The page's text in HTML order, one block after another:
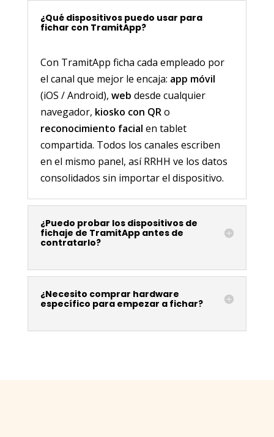
¿Qué dispositivos puedo usar para
fichar con TramitApp?
Con TramitApp ficha cada empleado por
el canal que mejor le encaja: app móvil
(iOS / Android), web desde cualquier
navegador, kiosko con QRo
reconocimiento facial en tablet
compartida. Todos los canales escriben
en el mismo panel, así RRHH ve los datos
consolidados sin importar el dispositivo.
¿Puedo probar los dispositivos de
fichaje de TramitApp antes de
contratarlo?
¿Necesito comprar hardware
específico para empezar a fichar?